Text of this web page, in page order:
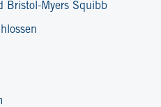
Bristol-Myers Squibb